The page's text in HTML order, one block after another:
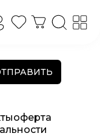
оферта